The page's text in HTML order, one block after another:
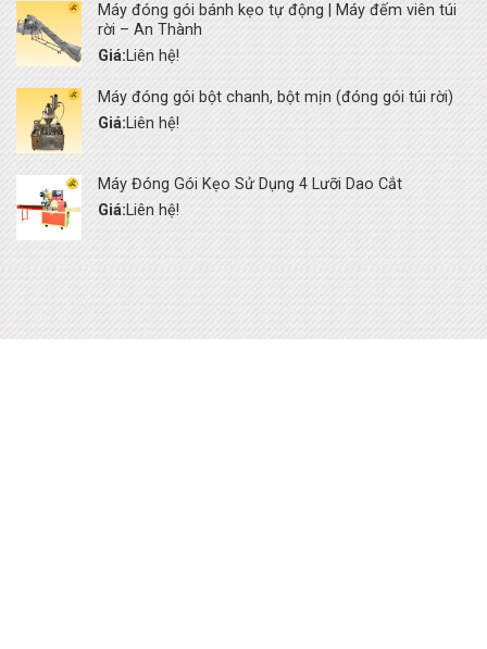
Máy đóng gói bánh kẹo tự động | Máy đếm viên túi
rời – An Thành
Giá:Liên hệ!
Máy đóng gói bột chanh, bột mịn (đóng gói túi rời)
Giá:Liên hệ!
Máy Đóng Gói Kẹo Sử Dụng 4 Lưỡi Dao Cắt
Giá:Liên hệ!